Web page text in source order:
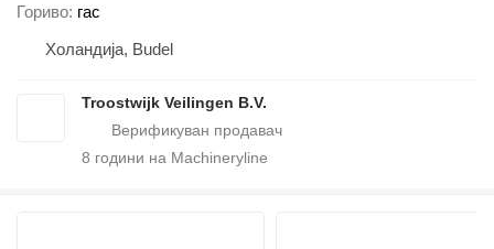
Гориво гас
Холандија, Budel
Troostwijk Veilingen B.V.
8 години на Machineryline